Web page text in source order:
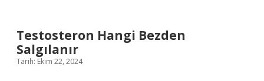
Testosteron Hangi Bezden
Salgılanır
Tarih: Ekim 22, 2024